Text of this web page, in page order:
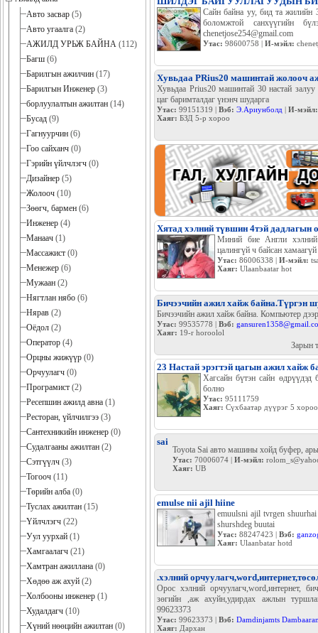
Авто засвар (5)
Авто угаалга (2)
АЖИЛД УРЬЖ БАЙНА (112)
Багш (6)
Барилгын ажилчин (17)
Барилгын Инженер (3)
борлуулалтын ажилтан (14)
Бусад (9)
Гагнуурчин (6)
Гоо сайханч (0)
Гэрийн үйлчлэгч (0)
Дизайнер (5)
Жолооч (10)
Зөөгч, бармен (6)
Инженер (4)
Манаач (1)
Массажист (0)
Менежер (6)
Мужаан (2)
Нягтлан нябо (6)
Нярав (2)
Оёдол (2)
Оператор (4)
Орцны жижүүр (0)
Орчуулагч (0)
Програмист (2)
Ресепшин ажилд авна (1)
Ресторан, үйлчилгээ (3)
Сантехникийн инженер (0)
Судалгааны ажилтан (2)
Сэтгүүлч (3)
Тогооч (11)
Төрийн алба (0)
Туслах ажилтан (15)
Үйлчлэгч (22)
Уул уурхай (1)
Хамгаалагч (21)
Хамтран ажиллана (0)
Хөдөө аж ахуй (2)
Холбооны инженер (1)
Худалдагч (10)
Хүний нөөцийн ажилтан (0)
Сайн байна уу, бид та жилийн
боломжтой санхүүгийн
chenetjose254@gmail.com
Утас: 98600758 | И-мэйл:
Хувьдаа PRius20 машинтай жолооч
Хувьдаа Prius20 машинтай 30 настай
цаг баримталдаг үнэнч шударга
Утас: 99151319 | Вэб: Э.Ариунболд | И-мэйл:
Хаяг: БЗД 5-р хороо
Хятад хэлний түвшин 4тэй дадлагын
Миний бие Англи хэлний
цалингүй ч байсан
Утас: 86006338 | И-мэйл:
Хаяг: Ulaanbaatar hot
Бичээчийн ажил хайж байна.Түргэн
Бичээчийн ажил хайж байна. Компьютер
Утас: 99535778 | Вэб:
Хаяг: 19-r horoolol
Зарын
23 Настай эрэгтэй цагын ажил хайж
Хагсайн бүтэн сайн
болно
Утас: 95111759
Хаяг: Сүхбаатар дүүрэг 5 хороо
sai
Toyota Sai авто машины хойд буфер,
Утас: 70006074 | И-мэйл:
Хаяг: UB
emulse nii ajil hiine
emuulsni ajil tvrgen
shurshdeg buutai
Утас: 88247423 | Вэб:
Хаяг: Ulaanbatar hotd
.хэлний
Орос хэлний орчуулагч,word,интернет,
зөгийн ,аж ахуйн,удирдах ажлын
99623373
Утас: 99623373 | Вэб: Damdinjamts
Хаяг: Дархан